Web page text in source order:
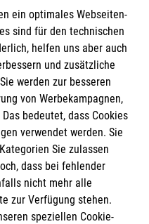
e.V.
2000 12
ein optimales Webseiten-
sind für den technischen
helfen uns aber auch
und zusätzliche
werden zur besseren
von Werbekampagnen,
bedeutet, dass Cookies
verwendet werden. Sie
Sie zulassen
dass bei fehlender
nicht mehr alle
zur Verfügung stehen.
speziellen Cookie-